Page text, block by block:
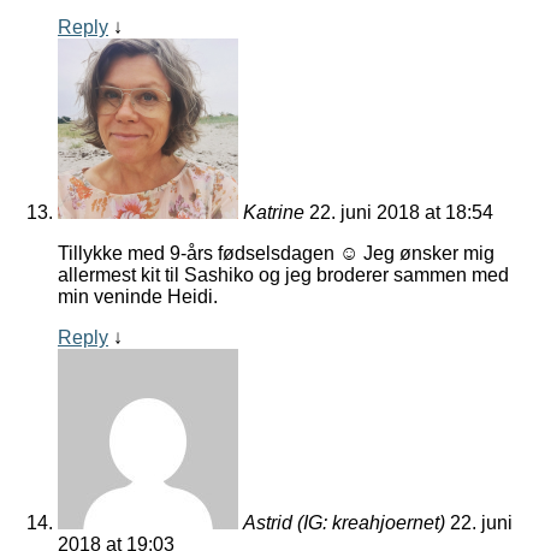
Reply ↓
Katrine 22. juni 2018 at 18:54
Tillykke med 9-års fødselsdagen ☺️ Jeg ønsker mig
allermest kit til Sashiko og jeg broderer sammen med
min veninde Heidi.
Reply ↓
Astrid (IG: kreahjoernet) 22. juni
2018 at 19:03